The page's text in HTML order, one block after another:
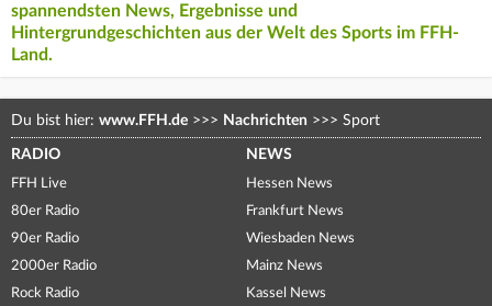
spannendsten News, Ergebnisse und
Hintergrundgeschichten aus der Welt des Sports im FFH-
Land.
Du bist hier: www.FFH.de >>> Nachrichten >>> Sport
RADIO
FFH Live
80er Radio
90er Radio
2000er Radio
Rock Radio
NEWS
Hessen News
Frankfurt News
Wiesbaden News
Mainz News
Kassel News